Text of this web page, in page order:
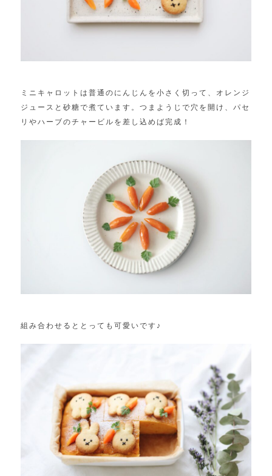
ミニキャロットは普通のにんじんを小さく切って、オレンジ
ジュースと砂糖で煮ています。つまようじで穴を開け、パセ
リやハーブのチャービルを差し込めば完成！
組み合わせるととっても可愛いです♪